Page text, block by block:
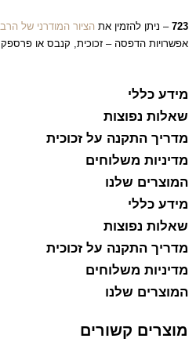
723 – ניתן להזמין את הציור המודרני של
אפשרויות הדפסה – זכוכית, קנבס או
מידע כללי
שאלות נפוצות
מדריך התקנה על זכוכית
מדיניות משלוחים
המוצרים שלנו
מידע כללי
שאלות נפוצות
מדריך התקנה על זכוכית
מדיניות משלוחים
המוצרים שלנו
מוצרים קשורים